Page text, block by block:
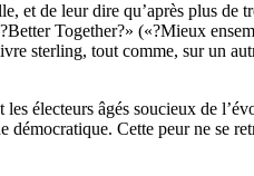
de leur dire qu’après plus de
Together?» («?Mieux
sterling, tout comme, sur un
électeurs âgés soucieux de
Cette peur ne se